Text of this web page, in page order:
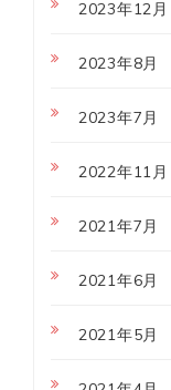
2023年12月
2023年8月
2023年7月
2022年11月
2021年7月
2021年6月
2021年5月